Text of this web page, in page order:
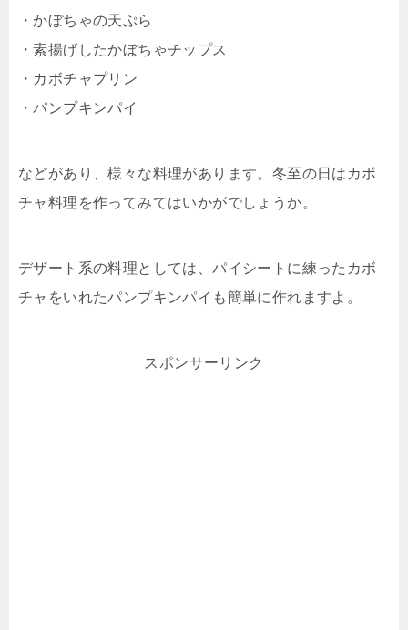
・かぼちゃの天ぷら
・素揚げしたかぼちゃチップス
・カボチャプリン
・パンプキンパイ
などがあり、様々な料理があります。冬至の日はカボ
チャ料理を作ってみてはいかがでしょうか。
デザート系の料理としては、パイシートに練ったカボ
チャをいれたパンプキンパイも簡単に作れますよ。
スポンサーリンク